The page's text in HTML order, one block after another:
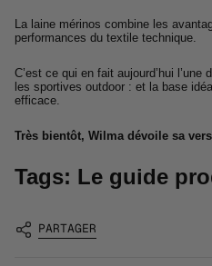
La laine mérinos combine les
performances du textile technique.
C’est ce qui en fait aujourd’hui
les sportives outdoor : et la base
efficace.
Très bientôt, Wilma dévoile sa
Tags: Le guide
PARTAGER